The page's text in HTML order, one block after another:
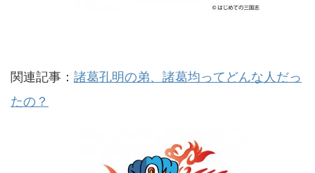
関連記事： 諸葛孔明の弟、諸葛均ってどんな人だっ
たの？